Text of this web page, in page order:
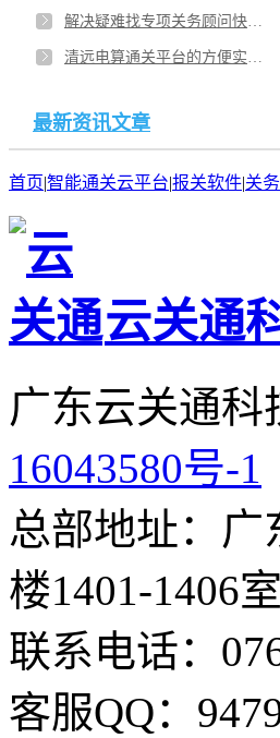
解决疑难找专项关务顾问快吗？广西常年关务培训带来的保障？
清远电算通关平台的方便实用？关务通关云平台安全性的保障？
最新资讯文章
首页 智能通关云平台 报关软件 关
云关通
广东云关通科
16043580号-1
总部地址：广
楼1401-1406室
联系电话：
客服QQ：